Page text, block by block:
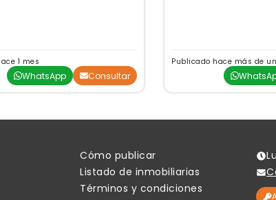
1 mes
WhatsApp Consultar
Publicado hace más de
Cómo publicar
Listado de inmobiliarias
Términos y condiciones